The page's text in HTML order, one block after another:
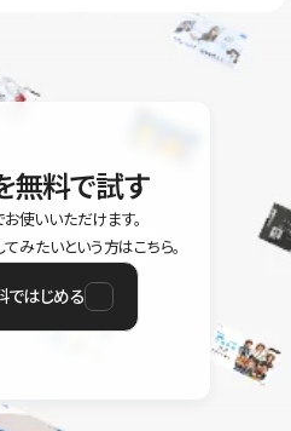
コミュニティもご利用ください。
無料で試す
使いいただけます。
みたいという方はこちら。
ではじめる